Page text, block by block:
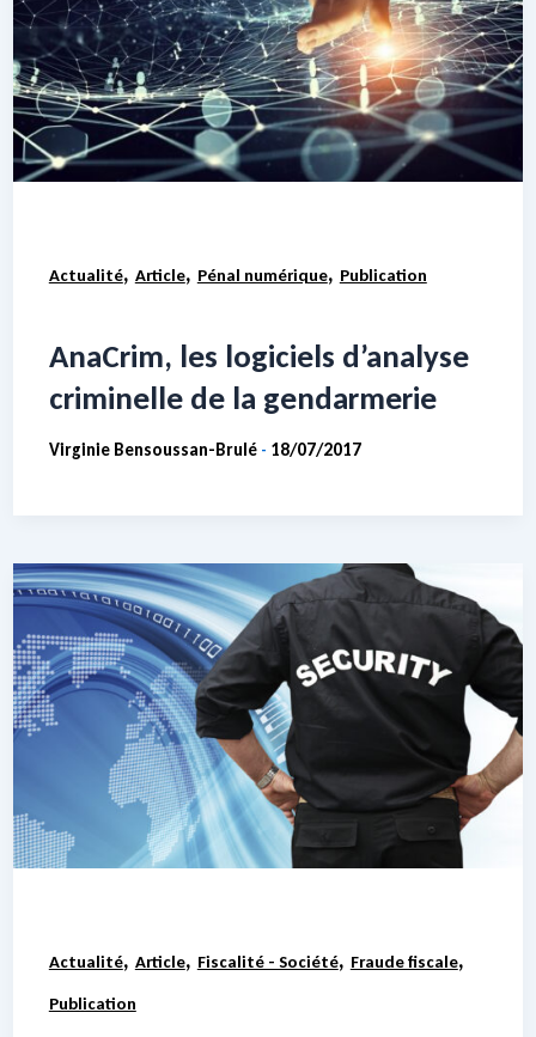
Actualité, Article, Pénal numérique, Publication
AnaCrim, les logiciels d’analyse
criminelle de la gendarmerie
Virginie Bensoussan-Brulé - 18/07/2017
Actualité, Article, Fiscalité - Société, Fraude fiscale,
Publication